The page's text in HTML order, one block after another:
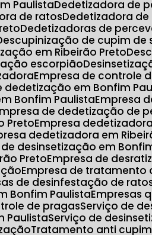
Paulista Dedetizadora de
de ratos Dedetizadora
Dedetizadoras de
Descupinização de cupim de
em Ribeirão Preto
escorpião
Empresa de controle
dedetização em Bonfim
Bonfim Paulista Empresa
Empresa de dedetização de
Preto Empresa dedetizadora
dedetizadora em
de desinsetização em
Preto Empresa de
Empresa de tratamento
de desinfestação de
Bonfim Paulista Empresas
de pragas Serviço de
Paulista Serviço de
Tratamento anti cupim